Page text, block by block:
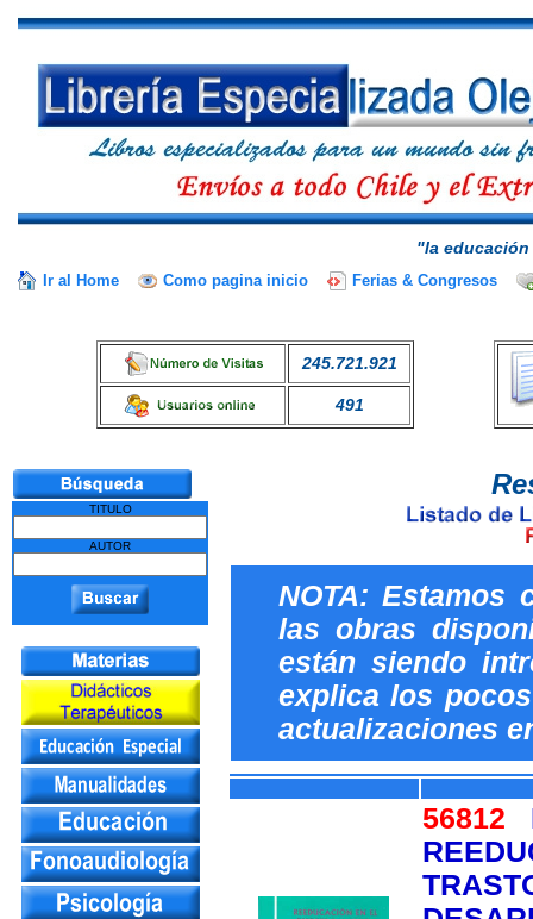
"la
Ir al Home Como pagina inicio Ferias & Congresos
245.721.921
491
TITULO
AUTOR
NOTA: Estamos
las obras
están siendo
explica los
actualizaciones
56812